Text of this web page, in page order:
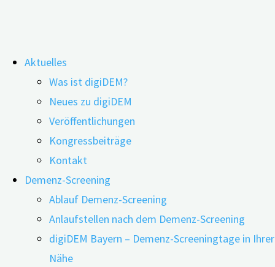
Inhalt
springen
Aktuelles
Was ist digiDEM?
Neues zu digiDEM
Veröffentlichungen
Kongressbeiträge
Kontakt
Demenz-Screening
Ablauf Demenz-Screening
Anlaufstellen nach dem Demenz-Screening
digiDEM Bayern – Demenz-Screeningtage in Ihrer
Nähe
Schlagwort:Selbstständigekeit
Webinar: Ergotherapie bei Demenz – mit
Dr. Sebastian Voigt-Radloff
16.07.2026